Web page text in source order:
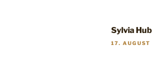
Sylvia
17.